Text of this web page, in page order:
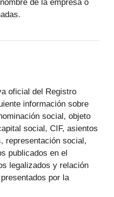
de la empresa o
oficial del Registro
información sobre
social, objeto
social, CIF, asientos
representación social,
publicados en el
legalizados y relación
por la